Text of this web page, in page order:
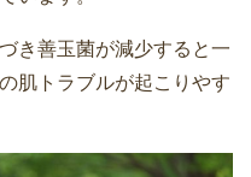
き善玉菌が減少すると一
肌トラブルが起こりやす